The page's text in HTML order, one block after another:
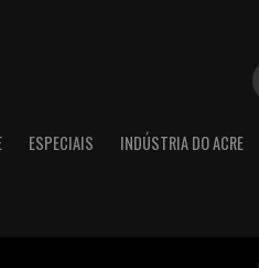
ESPECIAIS INDÚSTRIA DO ACRE